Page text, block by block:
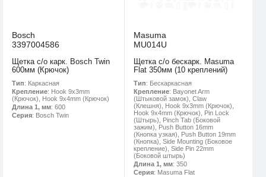
Bosch
3397004586
Щетка с/о карк. Bosch Twin
600мм (Крючок)
Тип: Каркасная
Крепление: Hook 9x3mm
(Крючок), Hook 9x4mm (Крючок)
Длина 1, мм: 600
Серия: Bosch Twin
Masuma
MU014U
Щетка с/о бескарк. Masuma
Flat 350мм (10 креплений)
Тип: Бескаркасная
Крепление: Bayonet Arm
(Штыковой замок), Claw
(Клешня), Hook 9x3mm (Крючок),
Hook 9x4mm (Крючок), Pin Lock
(Штырь), Pinch Tab (Боковой
зажим), Push Button 16mm
(Кнопка узкая), Push Button 19mm
(Кнопка), Side Mounting (Боковое
крепление), Side Pin 22mm
(Боковой штырь)
Длина 1, мм: 350
Серия: Masuma Flat